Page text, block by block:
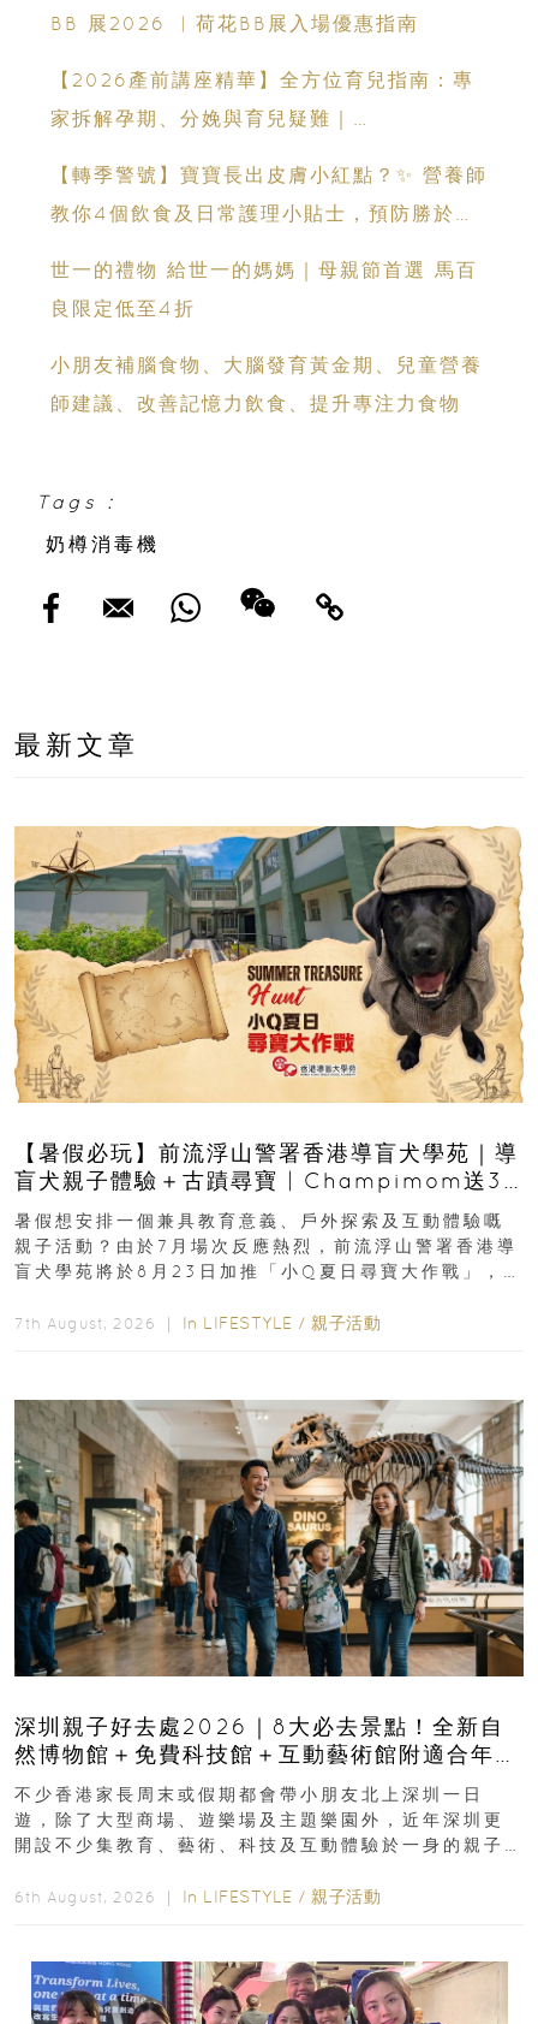
BB 展2026 ︳荷花BB展入場優惠指南
【2026產前講座精華】全方位育兒指南：專
家拆解孕期、分娩與育兒疑難｜
​​【轉季警號】寶寶長出皮膚小紅點？✨ 營養師
教你4個飲食及日常護理小貼士，預防勝於補
世一的禮物 給世一的媽媽｜母親節首選 馬百
良限定低至4折
小朋友補腦食物、大腦發育黃金期、兒童營養
師建議、改善記憶力飲食、提升專注力食物
Tags :
奶樽消毒機
最新文章
【暑假必玩】前流浮山警署香港導盲犬學苑｜導
盲犬親子體驗＋古蹟尋寶 | Champimom送3
組免費名額
暑假想安排一個兼具教育意義、戶外探索及互動體驗嘅
親子活動？由於7月場次反應熱烈，前流浮山警署香港導
盲犬學苑將於8月23日加推「小Q夏日尋寶大作戰」，家
7th August, 2026 ｜ In LIFESTYLE / 親子活動
深圳親子好去處2026｜8大必去景點！全新自
然博物館＋免費科技館＋互動藝術館附適合年
齡、交通、門票、開放時間
不少香港家長周末或假期都會帶小朋友北上深圳一日
遊，除了大型商場、遊樂場及主題樂園外，近年深圳更
開設不少集教育、藝術、科技及互動體驗於一身的親子
6th August, 2026 ｜ In LIFESTYLE / 親子活動